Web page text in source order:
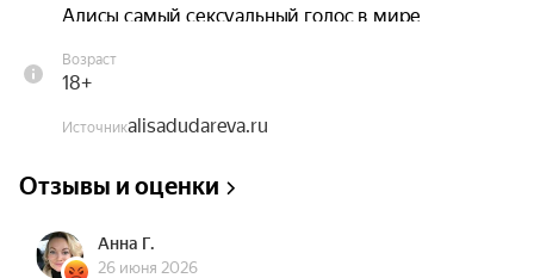
Алисы самый сексуальный голос в мире
очарование и гипнотический эффект.
В случае Алисы, лучше один раз услышать.
Возраст
18+
Источникalisadudareva.ru
Отзывы и оценки
Анна Г.
26 июня 2026